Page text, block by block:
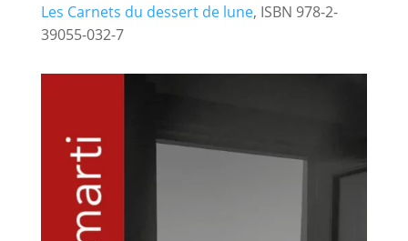
Les Carnets du dessert de lune, ISBN 978-2-
39055-032-7